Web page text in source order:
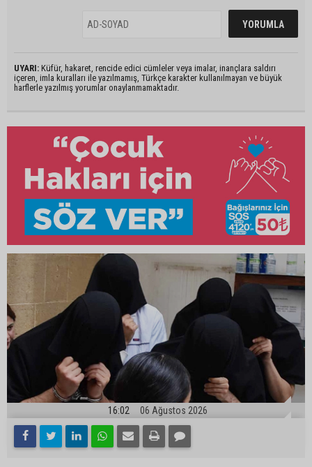
UYARI: Küfür, hakaret, rencide edici cümleler veya imalar, inançlara saldırı
içeren, imla kuralları ile yazılmamış, Türkçe karakter kullanılmayan ve büyük
harflerle yazılmış yorumlar onaylanmamaktadır.
16:02 06 Ağustos 2026